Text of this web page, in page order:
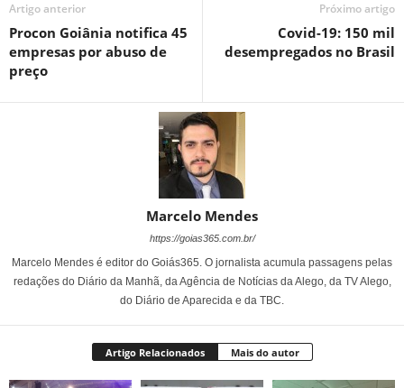
Artigo anterior
Procon Goiânia notifica 45
empresas por abuso de
preço
Próximo artigo
Covid-19: 150 mil
desempregados no Brasil
Marcelo Mendes
https://goias365.com.br/
Marcelo Mendes é editor do Goiás365. O jornalista acumula passagens pelas
redações do Diário da Manhã, da Agência de Notícias da Alego, da TV Alego,
do Diário de Aparecida e da TBC.
Artigo Relacionados Mais do autor